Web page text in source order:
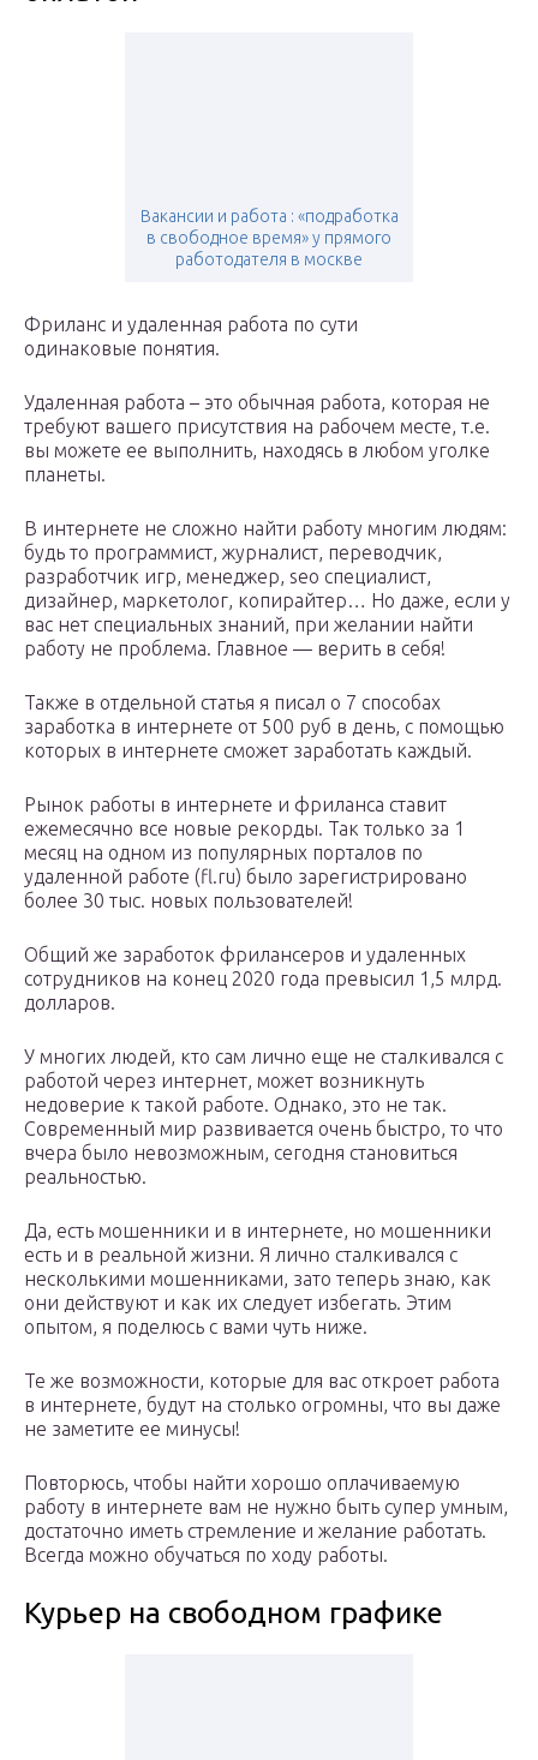
Вакансии и работа : «подработка
в свободное время» у прямого
работодателя в москве
Фриланс и удаленная работа по сути
одинаковые понятия.
Удаленная работа – это обычная работа, которая не
требуют вашего присутствия на рабочем месте, т.е.
вы можете ее выполнить, находясь в любом уголке
планеты.
В интернете не сложно найти работу многим людям:
будь то программист, журналист, переводчик,
разработчик игр, менеджер, seo специалист,
дизайнер, маркетолог, копирайтер… Но даже, если у
вас нет специальных знаний, при желании найти
работу не проблема. Главное — верить в себя!
Также в отдельной статья я писал о 7 способах
заработка в интернете от 500 руб в день, с помощью
которых в интернете сможет заработать каждый.
Рынок работы в интернете и фриланса ставит
ежемесячно все новые рекорды. Так только за 1
месяц на одном из популярных порталов по
удаленной работе (fl.ru) было зарегистрировано
более 30 тыс. новых пользователей!
Общий же заработок фрилансеров и удаленных
сотрудников на конец 2020 года превысил 1,5 млрд.
долларов.
У многих людей, кто сам лично еще не сталкивался с
работой через интернет, может возникнуть
недоверие к такой работе. Однако, это не так.
Современный мир развивается очень быстро, то что
вчера было невозможным, сегодня становиться
реальностью.
Да, есть мошенники и в интернете, но мошенники
есть и в реальной жизни. Я лично сталкивался с
несколькими мошенниками, зато теперь знаю, как
они действуют и как их следует избегать. Этим
опытом, я поделюсь с вами чуть ниже.
Те же возможности, которые для вас откроет работа
в интернете, будут на столько огромны, что вы даже
не заметите ее минусы!
Повторюсь, чтобы найти хорошо оплачиваемую
работу в интернете вам не нужно быть супер умным,
достаточно иметь стремление и желание работать.
Всегда можно обучаться по ходу работы.
Курьер на свободном графике